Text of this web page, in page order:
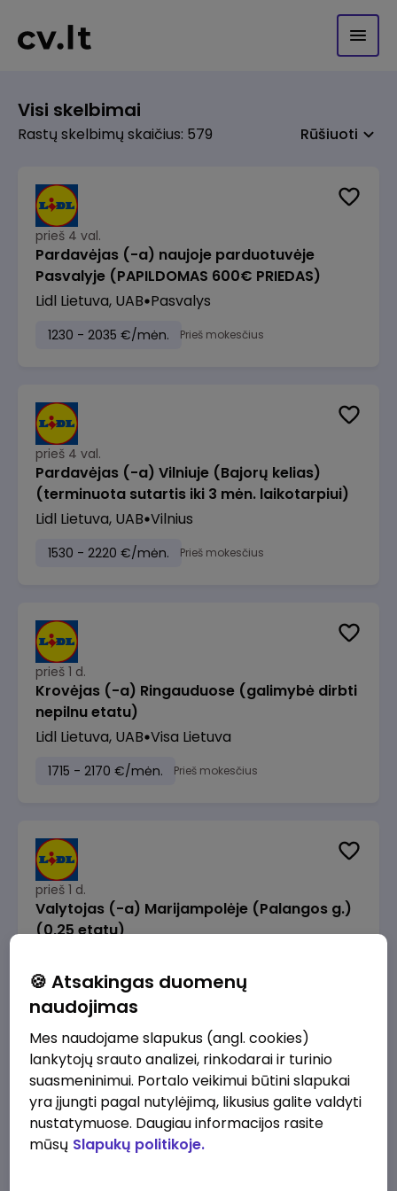
Visi skelbimai
Rastų skelbimų skaičius: 579 Rūšiuoti
prieš 4 val.
Pardavėjas (-a) naujoje parduotuvėje
Pasvalyje (PAPILDOMAS 600€ PRIEDAS)
Lidl Lietuva, UAB Pasvalys
1230 - 2035 €/mėn. Prieš mokesčius
prieš 4 val.
Pardavėjas (-a) Vilniuje (Bajorų kelias)
(terminuota sutartis iki 3 mėn. laikotarpiui)
Lidl Lietuva, UAB Vilnius
1530 - 2220 €/mėn. Prieš mokesčius
prieš 1 d.
Krovėjas (-a) Ringauduose (galimybė dirbti
nepilnu etatu)
Lidl Lietuva, UAB Visa Lietuva
1715 - 2170 €/mėn. Prieš mokesčius
prieš 1 d.
Valytojas (-a) Marijampolėje (Palangos g.)
(0,25 etatu)
289 - 337 €/mėn. Prieš mokesčius
prieš 1 d.
Talent Development Project Manager (fixed
term - 1.5 years)
🍪 Atsakingas duomenų
naudojimas
Mes naudojame slapukus (angl. cookies)
lankytojų srauto analizei, rinkodarai ir turinio
suasmeninimui. Portalo veikimui būtini slapukai
yra įjungti pagal nutylėjimą, likusius galite valdyti
nustatymuose. Daugiau informacijos rasite
mūsų Slapukų politikoje.